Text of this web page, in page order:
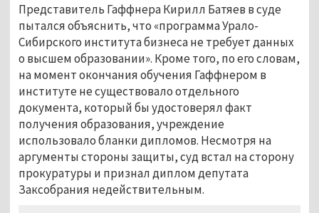
Представитель Гаффнера Кирилл Батяев в суде
пытался объяснить, что «программа Урало-
Сибирского института бизнеса не требует данных
о высшем образовании». Кроме того, по его словам,
на момент окончания обучения Гаффнером в
институте не существовало отдельного
документа, который бы удостоверял факт
получения образования, учреждение
использовало бланки дипломов. Несмотря на
аргументы стороны защиты, суд встал на сторону
прокуратуры и признал диплом депутата
Заксобрания недействительным.